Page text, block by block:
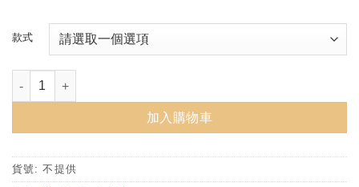
款式
圖書館三層L夾(本草圖譜/拱窗) 數量
加入購物車
貨號:不提供